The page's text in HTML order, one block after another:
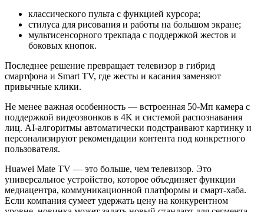
классического пульта с функцией курсора;
стилуса для рисования и работы на большом экране;
мультисенсорного трекпада с поддержкой жестов и
боковых кнопок.
Последнее решение превращает телевизор в гибрид
смартфона и Smart TV, где жесты и касания заменяют
привычные клики.
Не менее важная особенность — встроенная 50-Мп камера с
поддержкой видеозвонков в 4K и системой распознавания
лиц. AI-алгоритмы автоматически подстраивают картинку и
персонализируют рекомендации контента под конкретного
пользователя.
Huawei Mate TV — это больше, чем телевизор. Это
универсальное устройство, которое объединяет функции
медиацентра, коммуникационной платформы и смарт-хаба.
Если компания сумеет удержать цену на конкурентном